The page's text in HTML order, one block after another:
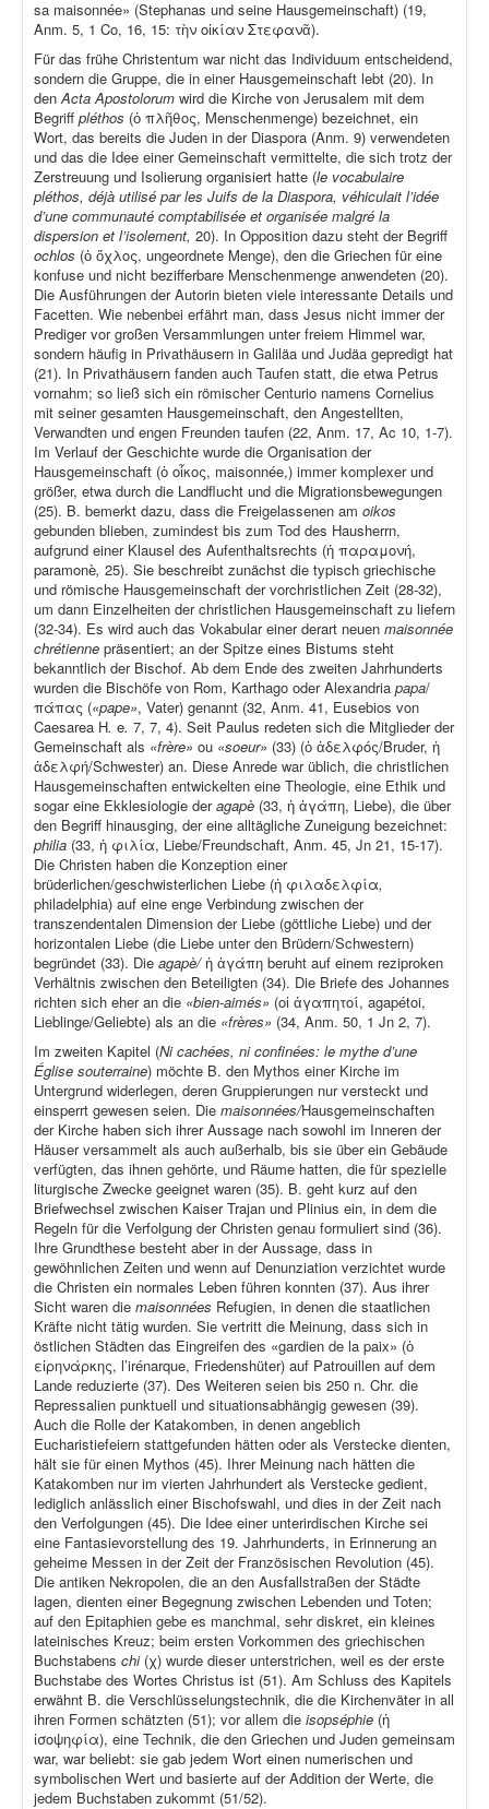
sa maisonnée» (Stephanas und seine Hausgemeinschaft) (19,
Anm. 5, 1 Co, 16, 15: τὴν οἰκίαν Στεφανᾶ).
Für das frühe Christentum war nicht das Individuum entscheidend,
sondern die Gruppe, die in einer Hausgemeinschaft lebt (20). In
den Acta Apostolorum wird die Kirche von Jerusalem mit dem
Begriff pléthos (ὁ πλῆθος, Menschenmenge) bezeichnet, ein
Wort, das bereits die Juden in der Diaspora (Anm. 9) verwendeten
und das die Idee einer Gemeinschaft vermittelte, die sich trotz der
Zerstreuung und Isolierung organisiert hatte (le vocabulaire
pléthos, déjà utilisé par les Juifs de la Diaspora, véhiculait l’idée
d’une communauté comptabilisée et organisée malgré la
dispersion et l’isolement, 20). In Opposition dazu steht der Begriff
ochlos (ὁ ὄχλος, ungeordnete Menge), den die Griechen für eine
konfuse und nicht bezifferbare Menschenmenge anwendeten (20).
Die Ausführungen der Autorin bieten viele interessante Details und
Facetten. Wie nebenbei erfährt man, dass Jesus nicht immer der
Prediger vor großen Versammlungen unter freiem Himmel war,
sondern häufig in Privathäusern in Galiläa und Judäa gepredigt hat
(21). In Privathäusern fanden auch Taufen statt, die etwa Petrus
vornahm; so ließ sich ein römischer Centurio namens Cornelius
mit seiner gesamten Hausgemeinschaft, den Angestellten,
Verwandten und engen Freunden taufen (22, Anm. 17, Ac 10, 1-7).
Im Verlauf der Geschichte wurde die Organisation der
Hausgemeinschaft (ὁ οἶκος, maisonnée,) immer komplexer und
größer, etwa durch die Landflucht und die Migrationsbewegungen
(25). B. bemerkt dazu, dass die Freigelassenen am oikos
gebunden blieben, zumindest bis zum Tod des Hausherrn,
aufgrund einer Klausel des Aufenthaltsrechts (ἡ παραμονή,
paramonè, 25). Sie beschreibt zunächst die typisch griechische
und römische Hausgemeinschaft der vorchristlichen Zeit (28-32),
um dann Einzelheiten der christlichen Hausgemeinschaft zu liefern
(32-34). Es wird auch das Vokabular einer derart neuen maisonnée
chrétienne präsentiert; an der Spitze eines Bistums steht
bekanntlich der Bischof. Ab dem Ende des zweiten Jahrhunderts
wurden die Bischöfe von Rom, Karthago oder Alexandria papa/
πάπας («pape», Vater) genannt (32, Anm. 41, Eusebios von
Caesarea H. e. 7, 7, 4). Seit Paulus redeten sich die Mitglieder der
Gemeinschaft als «frère» ou «soeur» (33) (ὁ ἀδελφός/Bruder, ἡ
ἀδελφή/Schwester) an. Diese Anrede war üblich, die christlichen
Hausgemeinschaften entwickelten eine Theologie, eine Ethik und
sogar eine Ekklesiologie deragapè (33, ἡ ἀγάπη, Liebe), die über
den Begriff hinausging, der eine alltägliche Zuneigung bezeichnet:
philia (33, ἡ φιλία, Liebe/Freundschaft, Anm. 45, Jn 21, 15-17).
Die Christen haben die Konzeption einer
brüderlichen/geschwisterlichen Liebe (ἡ φιλαδελφία,
philadelphia) auf eine enge Verbindung zwischen der
transzendentalen Dimension der Liebe (göttliche Liebe) und der
horizontalen Liebe (die Liebe unter den Brüdern/Schwestern)
begründet (33). Die agapè/ἡ ἀγάπη beruht auf einem reziproken
Verhältnis zwischen den Beteiligten (34). Die Briefe des Johannes
richten sich eher an die «bien-aimés» (οἱ ἀγαπητοί, agapétoi,
Lieblinge/Geliebte) als an die «frères» (34, Anm. 50, 1 Jn 2, 7).
Im zweiten Kapitel (Ni cachées, ni confinées: le mythe d’une
Église souterraine) möchte B. den Mythos einer Kirche im
Untergrund widerlegen, deren Gruppierungen nur versteckt und
einsperrt gewesen seien. Die maisonnées/Hausgemeinschaften
der Kirche haben sich ihrer Aussage nach sowohl im Inneren der
Häuser versammelt als auch außerhalb, bis sie über ein Gebäude
verfügten, das ihnen gehörte, und Räume hatten, die für spezielle
liturgische Zwecke geeignet waren (35). B. geht kurz auf den
Briefwechsel zwischen Kaiser Trajan und Plinius ein, in dem die
Regeln für die Verfolgung der Christen genau formuliert sind (36).
Ihre Grundthese besteht aber in der Aussage, dass in
gewöhnlichen Zeiten und wenn auf Denunziation verzichtet wurde
die Christen ein normales Leben führen konnten (37). Aus ihrer
Sicht waren die maisonnées Refugien, in denen die staatlichen
Kräfte nicht tätig wurden. Sie vertritt die Meinung, dass sich in
östlichen Städten das Eingreifen des «gardien de la paix» (ὁ
εἰρηνάρκης, l’irénarque, Friedenshüter) auf Patrouillen auf dem
Lande reduzierte (37). Des Weiteren seien bis 250 n. Chr. die
Repressalien punktuell und situationsabhängig gewesen (39).
Auch die Rolle der Katakomben, in denen angeblich
Eucharistiefeiern stattgefunden hätten oder als Verstecke dienten,
hält sie für einen Mythos (45). Ihrer Meinung nach hätten die
Katakomben nur im vierten Jahrhundert als Verstecke gedient,
lediglich anlässlich einer Bischofswahl, und dies in der Zeit nach
den Verfolgungen (45). Die Idee einer unterirdischen Kirche sei
eine Fantasievorstellung des 19. Jahrhunderts, in Erinnerung an
geheime Messen in der Zeit der Französischen Revolution (45).
Die antiken Nekropolen, die an den Ausfallstraßen der Städte
lagen, dienten einer Begegnung zwischen Lebenden und Toten;
auf den Epitaphien gebe es manchmal, sehr diskret, ein kleines
lateinisches Kreuz; beim ersten Vorkommen des griechischen
Buchstabens chi (χ) wurde dieser unterstrichen, weil es der erste
Buchstabe des Wortes Christus ist (51). Am Schluss des Kapitels
erwähnt B. die Verschlüsselungstechnik, die die Kirchenväter in all
ihren Formen schätzten (51); vor allem die isopséphie (ἡ
ἰσοψηφία), eine Technik, die den Griechen und Juden gemeinsam
war, war beliebt: sie gab jedem Wort einen numerischen und
symbolischen Wert und basierte auf der Addition der Werte, die
jedem Buchstaben zukommt (51/52).